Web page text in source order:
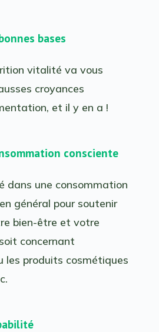
bases
vitalité va vous
croyances
et il y en a !
consciente
dans une consommation
général pour soutenir
bien-être et votre
concernant
les produits cosmétiques